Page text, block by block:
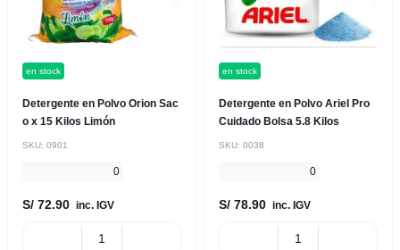
en stock
Detergente en Polvo Orion Sac
o x 15 Kilos Limón
SKU: 0901
0
S/ 72.90 inc. IGV
en stock
Detergente en Polvo Ariel Pro
Cuidado Bolsa 5.8 Kilos
SKU: 0038
0
S/ 78.90 inc. IGV